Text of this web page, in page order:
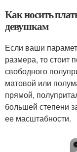
Как носить
девушкам
Если ваши
размера, то стоит
свободного
матовой или
прямой,
большей степени
ее масштабности.